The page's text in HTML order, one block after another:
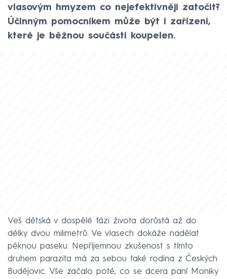
vlasovým hmyzem co nejefektivněji zatočit?
Účinným pomocníkem může být i zařízení,
které je běžnou součástí koupelen.
Veš dětská v dospělé fázi života dorůstá až do
délky dvou milimetrů. Ve vlasech dokáže nadělat
pěknou paseku. Nepříjemnou zkušenost s tímto
druhem parazita má za sebou také rodina z Českých
Budějovic. Vše začalo poté, co se dcera paní Moniky